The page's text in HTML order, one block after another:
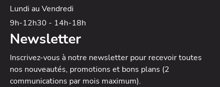
Lundi au Vendredi
9h-12h30 - 14h-18h
Newsletter
Inscrivez-vous à notre newsletter pour recevoir toutes
nos nouveautés, promotions et bons plans (2
communications par mois maximum).